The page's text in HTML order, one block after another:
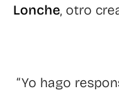
Lonche, otro
“Yo hago